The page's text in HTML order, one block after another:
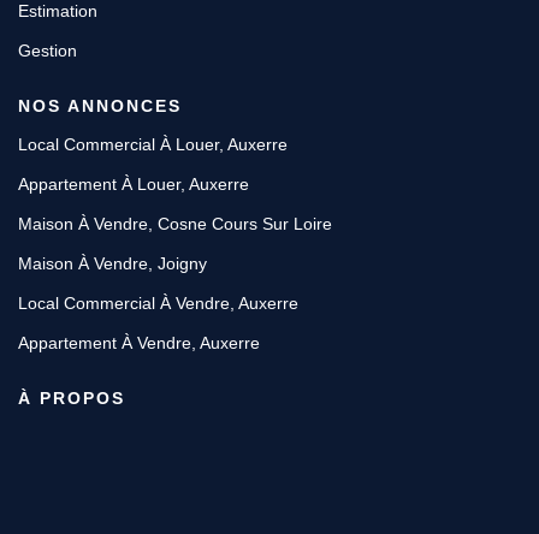
Estimation
Gestion
NOS ANNONCES
Local Commercial À Louer, Auxerre
Appartement À Louer, Auxerre
Maison À Vendre, Cosne Cours Sur Loire
Maison À Vendre, Joigny
Local Commercial À Vendre, Auxerre
Appartement À Vendre, Auxerre
À PROPOS